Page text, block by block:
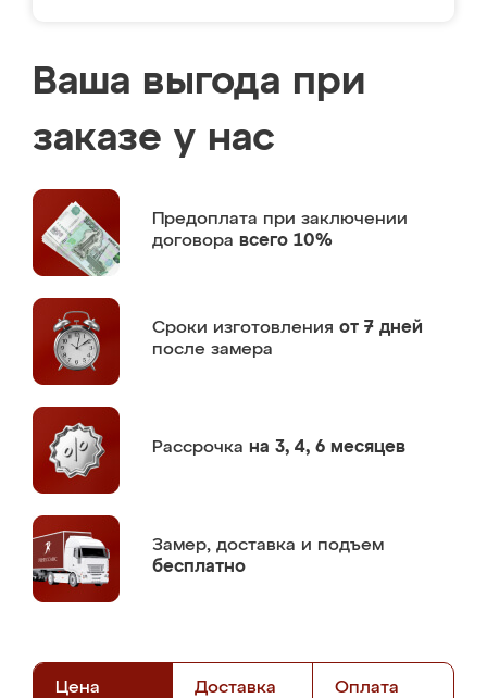
Ваша выгода при
заказе у нас
Предоплата при заключении
договора всего 10%
Сроки изготовления от 7 дней
после замера
Рассрочка на 3, 4, 6 месяцев
Замер, доставка и подъем
бесплатно
Цена Доставка Оплата